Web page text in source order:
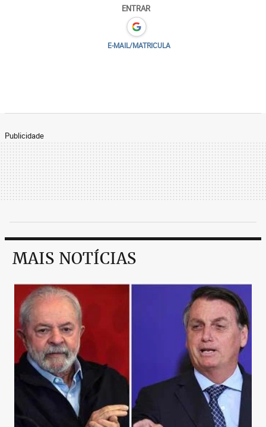
ENTRAR
E-MAIL/MATRICULA
Publicidade
MAIS NOTÍCIAS